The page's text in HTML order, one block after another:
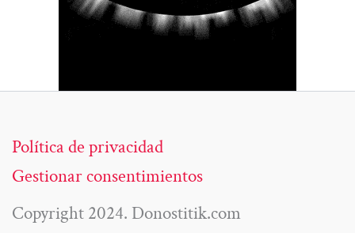
Política de privacidad
Gestionar consentimientos
Copyright 2024. Donostitik.com